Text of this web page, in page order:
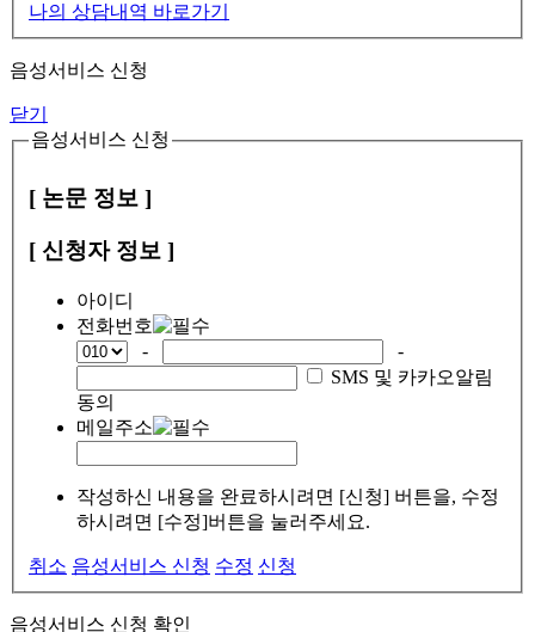
나의 상담내역 바로가기
음성서비스 신청
닫기
음성서비스 신청
[ 논문 정보 ]
[ 신청자 정보 ]
아이디
전화번호
-
-
SMS 및 카카오알림
동의
메일주소
작성하신 내용을 완료하시려면 [신청] 버튼을, 수정
하시려면 [수정]버튼을 눌러주세요.
취소 음성서비스 신청 수정 신청
음성서비스 신청 확인